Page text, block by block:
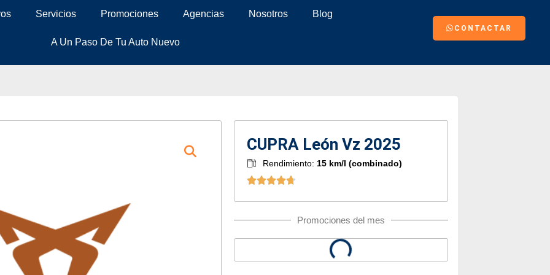
Servicios Promociones Agencias Nosotros Blog
A Un Paso De Tu Auto Nuevo
CONTACTAR
CUPRA León Vz 2025
Rendimiento: 15 km/l (combinado)
Promociones del mes